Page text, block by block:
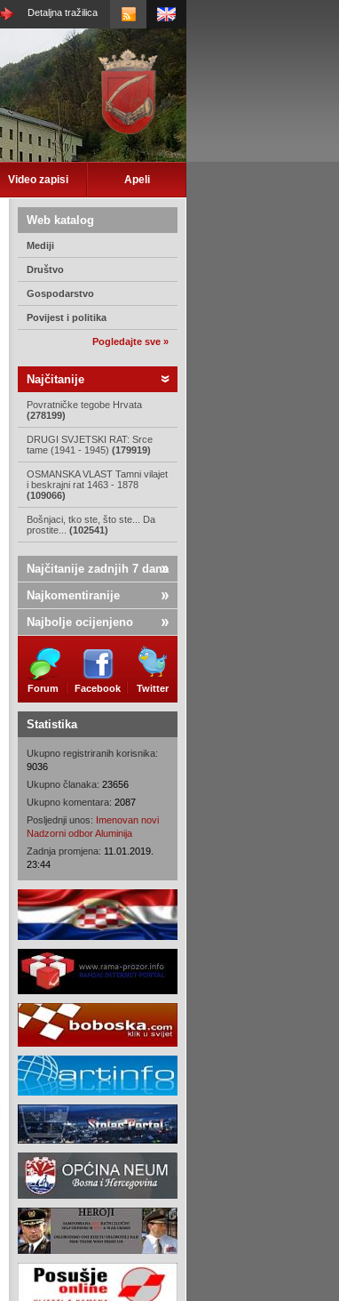
Detaljna tražilica
Video zapisi Apeli
Web katalog
Mediji
Društvo
Gospodarstvo
Povijest i politika
Pogledajte sve »
Najčitanije
Povratničke tegobe Hrvata
(278199)
DRUGI SVJETSKI RAT: Srce
tame (1941 - 1945) (179919)
OSMANSKA VLAST Tamni vilajet
i beskrajni rat 1463 - 1878
(109066)
Bošnjaci, tko ste, što ste... Da
prostite... (102541)
Najčitanije zadnjih 7 dana
Najkomentiranije
Najbolje ocijenjeno
Forum Facebook Twitter
Statistika
Ukupno registriranih korisnika:
9036
Ukupno članaka: 23656
Ukupno komentara: 2087
Posljednji unos: Imenovan novi
Nadzorni odbor Aluminija
Zadnja promjena: 11.01.2019.
23:44